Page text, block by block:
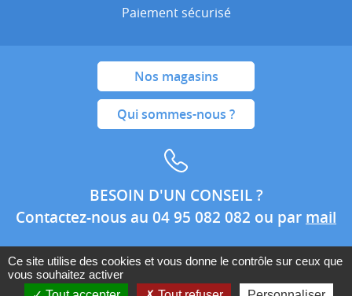
Paiement sécurisé
Nos magasins
Qui sommes-nous ?
BESOIN D'UN CONSEIL ?
Contactez-nous au 04 95 082 082 ou par mail
Conditions générales de ventes Mentions légales
Ce site utilise des cookies et vous donne le contrôle sur ceux que
vous souhaitez activer